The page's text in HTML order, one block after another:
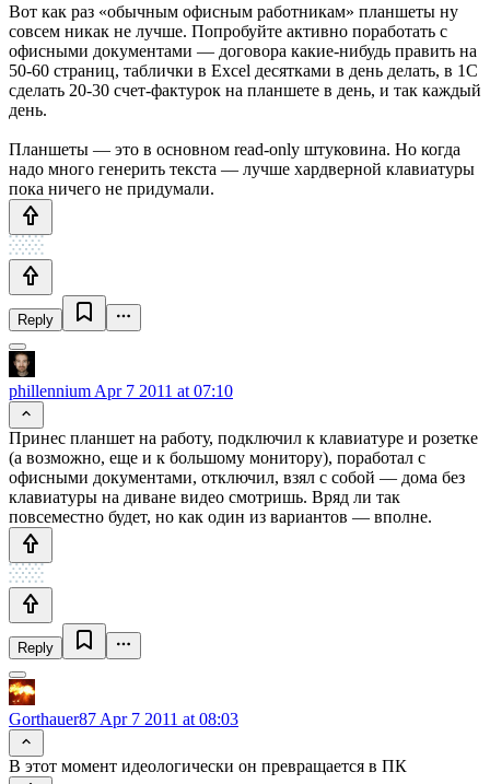
Вот как раз «обычным офисным работникам» планшеты ну
совсем никак не лучше. Попробуйте активно поработать с
офисными документами — договора какие-нибудь править на
50-60 страниц, таблички в Excel десятками в день делать, в 1С
сделать 20-30 счет-фактурок на планшете в день, и так каждый
день.
Планшеты — это в основном read-only штуковина. Но когда
надо много генерить текста — лучше хардверной клавиатуры
пока ничего не придумали.
Reply
phillennium Apr 7 2011 at 07:10
Принес планшет на работу, подключил к клавиатуре и розетке
(а возможно, еще и к большому монитору), поработал с
офисными документами, отключил, взял с собой — дома без
клавиатуры на диване видео смотришь. Вряд ли так
повсеместно будет, но как один из вариантов — вполне.
Reply
Gorthauer87 Apr 7 2011 at 08:03
В этот момент идеологически он превращается в ПК